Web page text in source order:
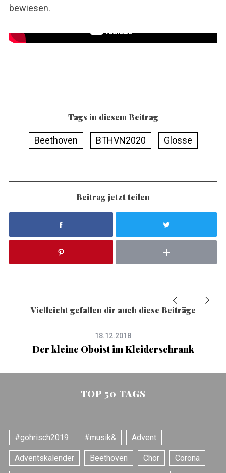
bewiesen.
Tags in diesem Beitrag
Beethoven BTHVN2020 Glosse
Beitrag jetzt teilen
Vielleicht gefallen dir auch diese Beiträge
18.12.2018
Der kleine Oboist im Kleiderschrank
TOP 50 TAGS
#gohrisch2019 #musik& Advent
Adventskalender Beethoven Chor Corona
r